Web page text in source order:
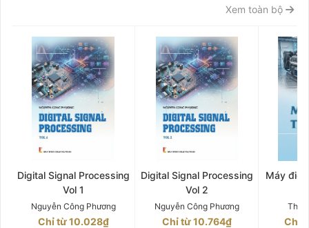
Xem toàn bộ
Digital Signal Processing
Vol 1
Nguyễn Công Phương
Chỉ từ 10.028₫
Digital Signal Processing
Vol 2
Nguyễn Công Phương
Chỉ từ 10.764₫
Máy
Chỉ